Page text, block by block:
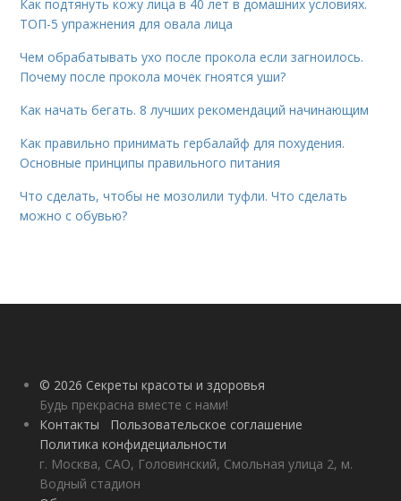
Как подтянуть кожу лица в 40 лет в домашних условиях.
ТОП-5 упражнения для овала лица
Чем обрабатывать ухо после прокола если загноилось.
Почему после прокола мочек гноятся уши?
Как начать бегать. 8 лучших рекомендаций начинающим
Как правильно принимать гербалайф для похудения.
Основные принципы правильного питания
Что сделать, чтобы не мозолили туфли. Что сделать
можно с обувью?
© 2026 Секреты красоты и здоровья
Будь прекрасна вместе с нами!
Контакты
Пользовательское соглашение
Политика конфидециальности
г. Москва, САО, Головинский, Смольная улица 2, м.
Водный стадион